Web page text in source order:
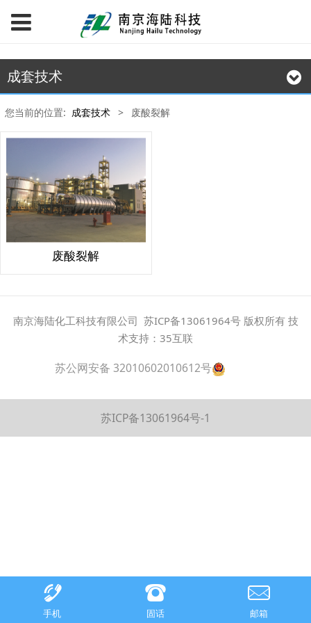
成套技术
您当前的位置: 成套技术 > 废酸裂解
废酸裂解
南京海陆化工科技有限公司 苏ICP备13061964号版权所有 技
术支持：35互联
苏公网安备 32010602010612号
苏ICP备13061964号-1
手机 固话 邮箱